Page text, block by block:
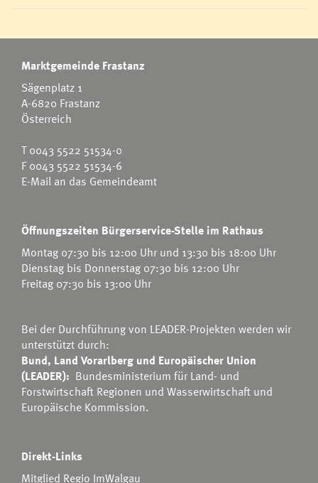
Marktgemeinde Frastanz
Sägenplatz 1
A-6820 Frastanz
Österreich
T0043 5522 51534-0
F 0043 5522 51534-6
E-Mail an das Gemeindeamt
Öffnungszeiten Bürgerservice-Stelle im Rathaus
Montag 07:30 bis 12:00 Uhr und 13:30 bis 18:00 Uhr
Dienstag bis Donnerstag 07:30 bis 12:00 Uhr
Freitag 07:30 bis 13:00 Uhr
Bei der Durchführung von LEADER-Projekten werden wir
unterstützt durch:
Bund, Land Vorarlberg und Europäischer Union
(LEADER): Bundesministerium für Land- und
Forstwirtschaft Regionen und Wasserwirtschaft und
Europäische Kommission.
Direkt-Links
Mitglied Regio ImWalgau